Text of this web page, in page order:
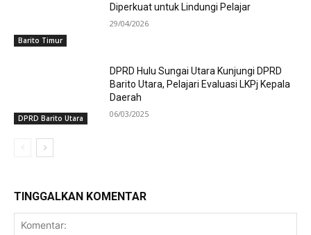
Barito Timur
Diperkuat untuk Lindungi Pelajar
29/04/2026
DPRD Barito Utara
DPRD Hulu Sungai Utara Kunjungi DPRD
Barito Utara, Pelajari Evaluasi LKPj Kepala
Daerah
06/03/2025
TINGGALKAN KOMENTAR